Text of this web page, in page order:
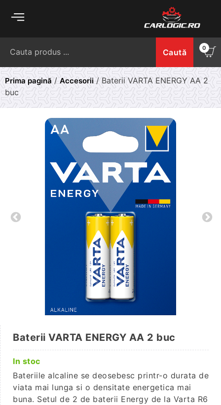
Caută 0
Prima pagină/Accesorii/ Baterii VARTA ENERGY AA 2
buc
Baterii VARTA ENERGY AA 2 buc
In stoc
Bateriile alcaline se deosebesc printr-o durata de
viata mai lunga si o densitate energetica mai
buna. Setul de 2 de baterii Energy de la Varta R6